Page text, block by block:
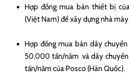
Hợp đồng mua bán thiết bị
(Việt Nam) để xây dựng nhà
Hợp đồng mua bán dây
50,000 tấn/năm và dây
tấn/năm của Posco (Hàn Quốc).